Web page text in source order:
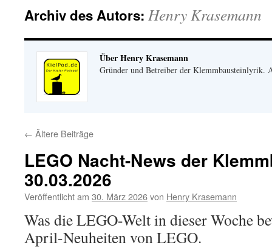
Archiv des Autors: Henry Krasemann
Über Henry Krasemann
Gründer und Betreiber der Klemmbausteinlyrik.
← Ältere Beiträge
LEGO Nacht-News der
30.03.2026
Veröffentlicht am 30. März 2026von Henry Krasemann
Was die LEGO-Welt in dieser Woche
April-Neuheiten von LEGO.